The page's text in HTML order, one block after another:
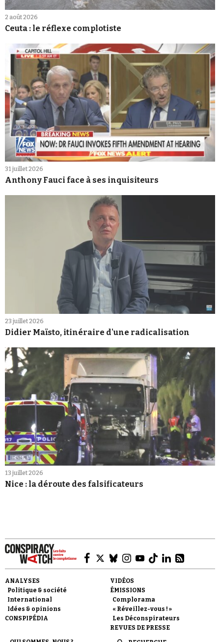
2 août 2026
Ceuta : le réflexe complotiste
31 juillet 2026
Anthony Fauci face à ses inquisiteurs
23 juillet 2026
Didier Maïsto, itinéraire d'une radicalisation
13 juillet 2026
Nice : la déroute des falsificateurs
ANALYSES
Politique & société
International
Idées & opinions
CONSPIPÉDIA
VIDÉOS
ÉMISSIONS
Complorama
« Réveillez-vous ! »
Les Déconspirateurs
REVUES DE PRESSE